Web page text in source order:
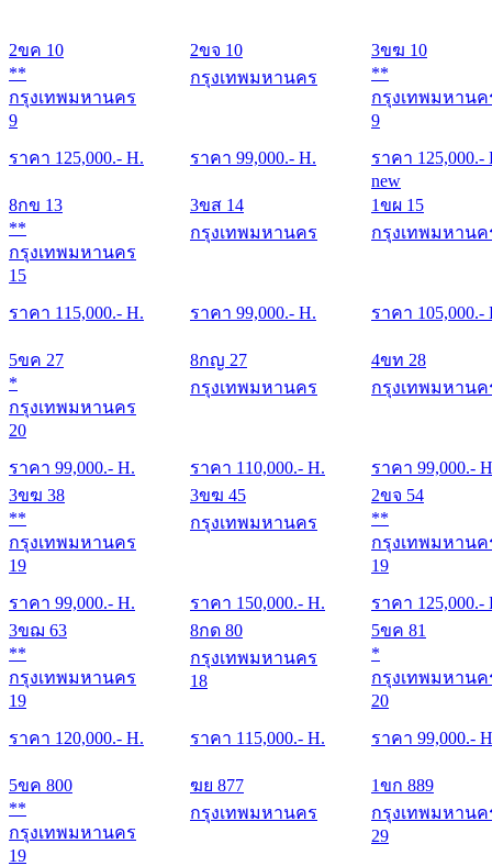
2ขค 10
**
กรุงเทพมหานคร
9
ราคา 125,000.- H.
2ขจ 10
กรุงเทพมหานคร
ราคา 99,000.- H.
3ขฆ 10
**
กรุงเทพมหานค
9
ราคา 125,000.-
8กข 13
**
กรุงเทพมหานคร
15
ราคา 115,000.- H.
3ขส 14
กรุงเทพมหานคร
ราคา 99,000.- H.
new
1ขผ 15
กรุงเทพมหานค
ราคา 105,000.-
5ขค 27
*
กรุงเทพมหานคร
20
ราคา 99,000.- H.
8กญ 27
กรุงเทพมหานคร
ราคา 110,000.- H.
4ขท 28
กรุงเทพมหานค
ราคา 99,000.-
3ขฆ 38
**
กรุงเทพมหานคร
19
ราคา 99,000.- H.
3ขฆ 45
กรุงเทพมหานคร
ราคา 150,000.- H.
2ขจ 54
**
กรุงเทพมหานค
19
ราคา 125,000.-
3ขฌ 63
**
กรุงเทพมหานคร
19
ราคา 120,000.- H.
8กด 80
กรุงเทพมหานคร
18
ราคา 115,000.- H.
5ขค 81
*
กรุงเทพมหานค
20
ราคา 99,000.-
5ขค 800
**
กรุงเทพมหานคร
19
ฆย 877
กรุงเทพมหานคร
1ขก 889
กรุงเทพมหานค
29